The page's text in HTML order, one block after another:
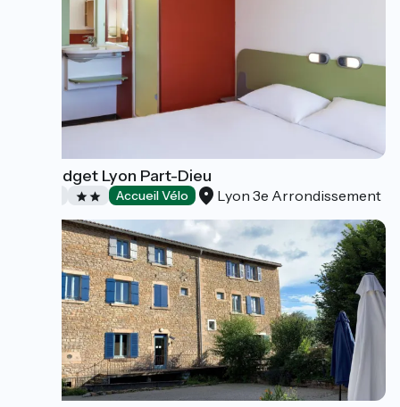
Ibis Budget Lyon Part-Dieu
Accueil Vélo Lyon 3e Arrondissement